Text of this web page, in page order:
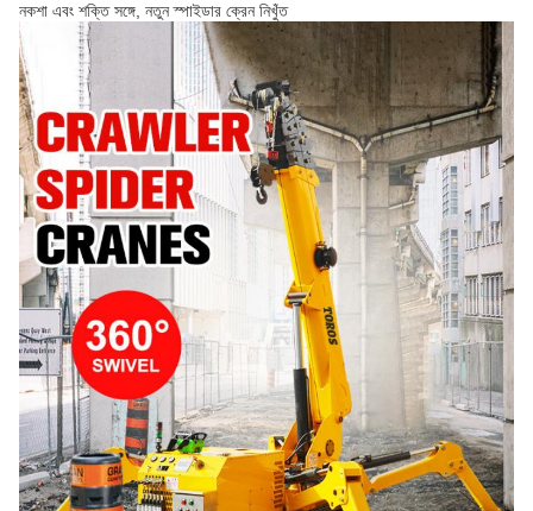
নকশা এবং শক্তি সঙ্গে, নতুন স্পাইডার ক্রেন নিখুঁত